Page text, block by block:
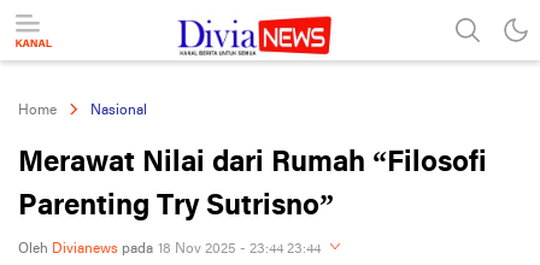
divianews.com
Home Nasional
Merawat Nilai dari Rumah “Filosofi
Parenting Try Sutrisno”
Oleh Divianews pada 18 Nov 2025 - 23:44 23:44